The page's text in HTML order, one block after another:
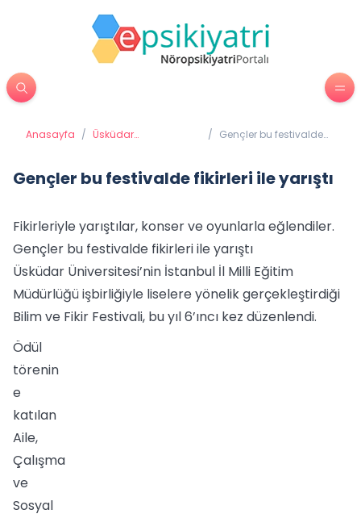
Anasayfa / Üsküdar
/ Gençler bu festivalde
Gençler bu festivalde fikirleri ile yarıştı
Fikirleriyle yarıştılar, konser ve oyunlarla eğlendiler.
Gençler bu festivalde fikirleri ile yarıştı
Üsküdar Üniversitesi’nin İstanbul İl Milli Eğitim
Müdürlüğü işbirliğiyle liselere yönelik gerçekleştirdiği
Bilim ve Fikir Festivali, bu yıl 6’ıncı kez düzenlendi.
Ödül
törenin
e
katılan
Aile,
Çalışma
ve
Sosyal